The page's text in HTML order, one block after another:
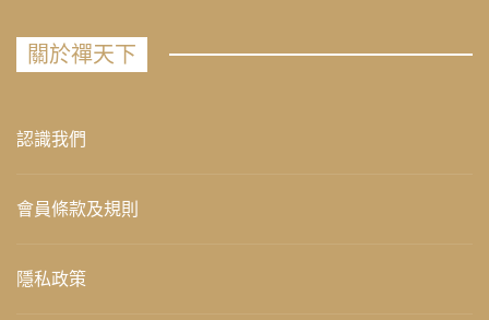
關於禪天下
認識我們
會員條款及規則
隱私政策